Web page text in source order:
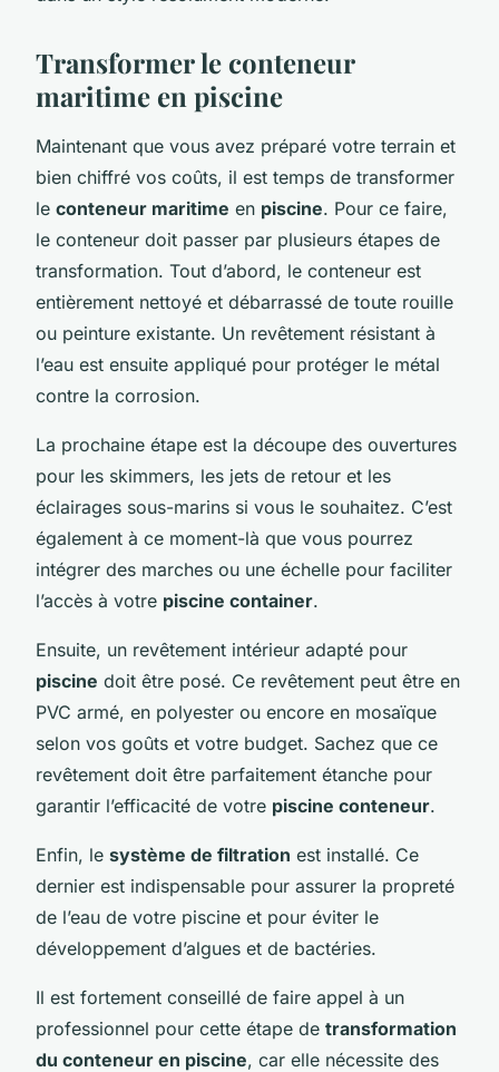
Transformer le conteneur
maritime en piscine
Maintenant que vous avez préparé votre terrain et
bien chiffré vos coûts, il est temps de transformer
le conteneur maritime en piscine. Pour ce faire,
le conteneur doit passer par plusieurs étapes de
transformation. Tout d’abord, le conteneur est
entièrement nettoyé et débarrassé de toute rouille
ou peinture existante. Un revêtement résistant à
l’eau est ensuite appliqué pour protéger le métal
contre la corrosion.
La prochaine étape est la découpe des ouvertures
pour les skimmers, les jets de retour et les
éclairages sous-marins si vous le souhaitez. C’est
également à ce moment-là que vous pourrez
intégrer des marches ou une échelle pour faciliter
l’accès à votre piscine container.
Ensuite, un revêtement intérieur adapté pour
piscine doit être posé. Ce revêtement peut être en
PVC armé, en polyester ou encore en mosaïque
selon vos goûts et votre budget. Sachez que ce
revêtement doit être parfaitement étanche pour
garantir l’efficacité de votre piscine conteneur.
Enfin, le système de filtration est installé. Ce
dernier est indispensable pour assurer la propreté
de l’eau de votre piscine et pour éviter le
développement d’algues et de bactéries.
Il est fortement conseillé de faire appel à un
professionnel pour cette étape de transformation
du conteneur en piscine, car elle nécessite des